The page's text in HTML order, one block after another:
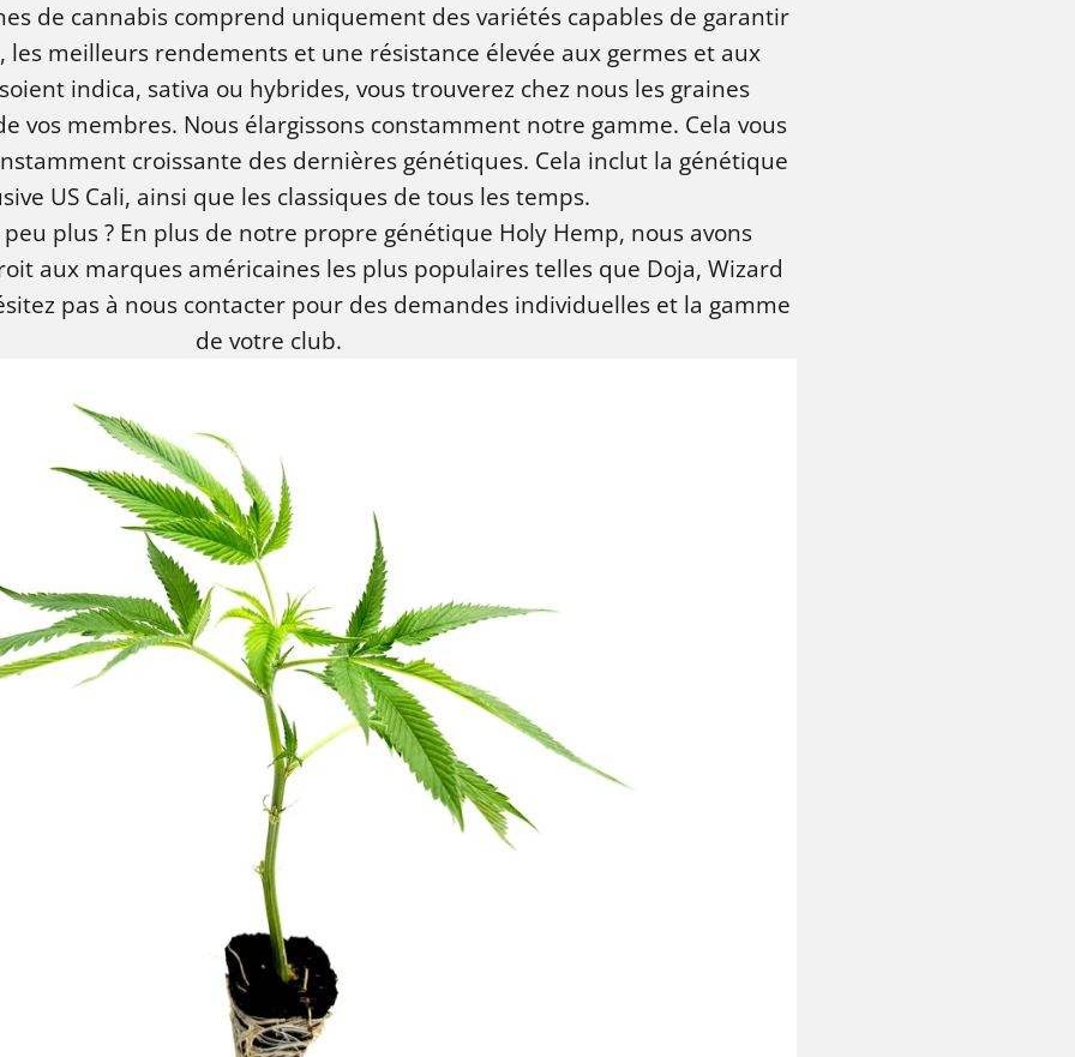
de cannabis comprend uniquement des variétés capables de garantir
meilleurs rendements et une résistance élevée aux germes et aux
indica, sativa ou hybrides, vous trouverez chez nous les graines
vos membres. Nous élargissons constamment notre gamme. Cela vous
croissante des dernières génétiques. Cela inclut la génétique
US Cali, ainsi que les classiques de tous les temps.
plus ? En plus de notre propre génétique Holy Hemp, nous avons
aux marques américaines les plus populaires telles que Doja, Wizard
pas à nous contacter pour des demandes individuelles et la gamme
de votre club.